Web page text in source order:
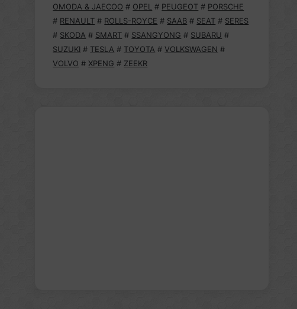
OMODA & JAECOO # OPEL # PEUGEOT # PORSCHE
# RENAULT # ROLLS-ROYCE # SAAB # SEAT # SERES
# SKODA # SMART # SSANGYONG # SUBARU #
SUZUKI # TESLA # TOYOTA # VOLKSWAGEN #
VOLVO # XPENG # ZEEKR